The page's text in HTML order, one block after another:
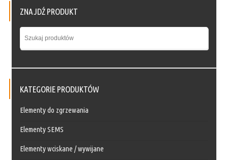
ZNAJDŹ PRODUKT
KATEGORIE PRODUKTÓW
Elementy do zgrzewania
Elementy SEMS
Elementy wciskane / wywijane